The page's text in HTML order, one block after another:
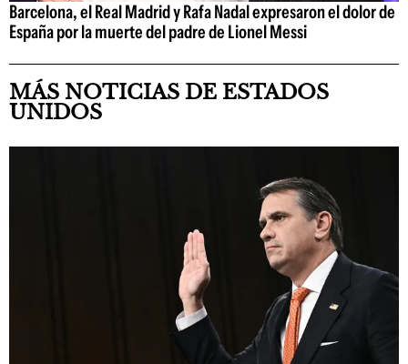
Barcelona, el Real Madrid y Rafa Nadal expresaron el dolor de
España por la muerte del padre de Lionel Messi
MÁS NOTICIAS DE ESTADOS
UNIDOS